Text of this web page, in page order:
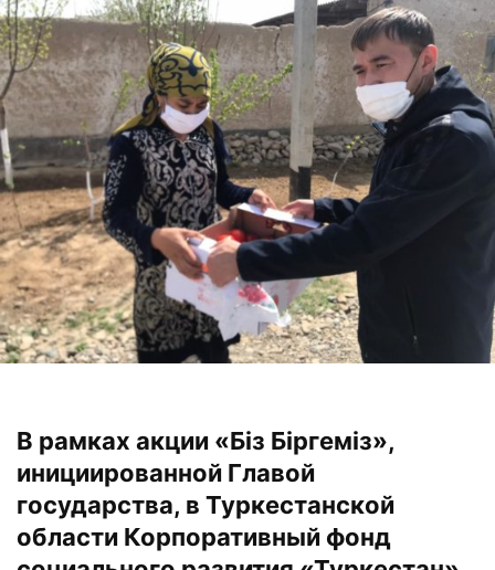
В рамках акции «Біз Біргеміз»,
инициированной Главой
государства, в Туркестанской
области Корпоративный фонд